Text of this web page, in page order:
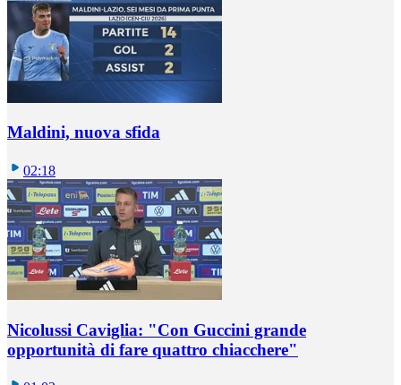
Maldini, nuova sfida
02:18
Nicolussi Caviglia: "Con Guccini grande
opportunità di fare quattro chiacchere"